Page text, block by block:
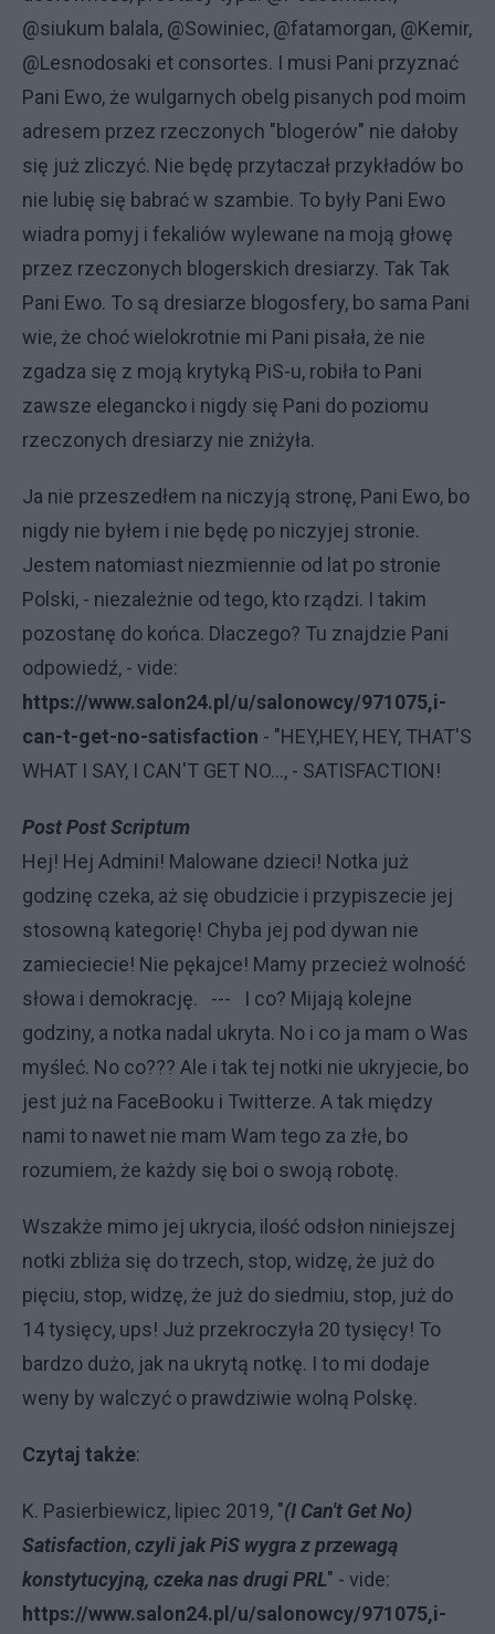
@siukum balala, @Sowiniec, @fatamorgan, @Kemir,
@Lesnodosaki et consortes. I musi Pani przyznać
Pani Ewo, że wulgarnych obelg pisanych pod moim
adresem przez rzeczonych "blogerów" nie dałoby
się już zliczyć. Nie będę przytaczał przykładów bo
nie lubię się babrać w szambie. To były Pani Ewo
wiadra pomyj i fekaliów wylewane na moją głowę
przez rzeczonych blogerskich dresiarzy. Tak Tak
Pani Ewo. To są dresiarze blogosfery, bo sama Pani
wie, że choć wielokrotnie mi Pani pisała, że nie
zgadza się z moją krytyką PiS-u, robiła to Pani
zawsze elegancko i nigdy się Pani do poziomu
rzeczonych dresiarzy nie zniżyła.
Ja nie przeszedłem na niczyją stronę, Pani Ewo, bo
nigdy nie byłem i nie będę po niczyjej stronie.
Jestem natomiast niezmiennie od lat po stronie
Polski, - niezależnie od tego, kto rządzi. I takim
pozostanę do końca. Dlaczego? Tu znajdzie Pani
odpowiedź, - vide:
https://www.salon24.pl/u/salonowcy/971075,i-
can-t-get-no-satisfaction - "HEY,HEY, HEY, THAT'S
WHAT I SAY, I CAN'T GET NO..., - SATISFACTION!
Post Post Scriptum
Hej! Hej Admini! Malowane dzieci! Notka już
godzinę czeka, aż się obudzicie i przypiszecie jej
stosowną kategorię! Chyba jej pod dywan nie
zamieciecie! Nie pękajce! Mamy przecież wolność
słowa i demokrację. --- I co? Mijają kolejne
godziny, a notka nadal ukryta. No i co ja mam o Was
myśleć. No co??? Ale i tak tej notki nie ukryjecie, bo
jest już na FaceBooku i Twitterze. A tak między
nami to nawet nie mam Wam tego za złe, bo
rozumiem, że każdy się boi o swoją robotę.
Wszakże mimo jej ukrycia, ilość odsłon niniejszej
notki zbliża się do trzech, stop, widzę, że już do
pięciu, stop, widzę, że już do siedmiu, stop, już do
14 tysięcy, ups! Już przekroczyła 20 tysięcy! To
bardzo dużo, jak na ukrytą notkę. I to mi dodaje
weny by walczyć o prawdziwie wolną Polskę.
Czytaj także:
K. Pasierbiewicz, lipiec 2019, "(I Can't Get No)
Satisfaction,czyli jak PiS wygra z przewagą
konstytucyjną, czeka nas drugi PRL" - vide:
https://www.salon24.pl/u/salonowcy/971075,i-